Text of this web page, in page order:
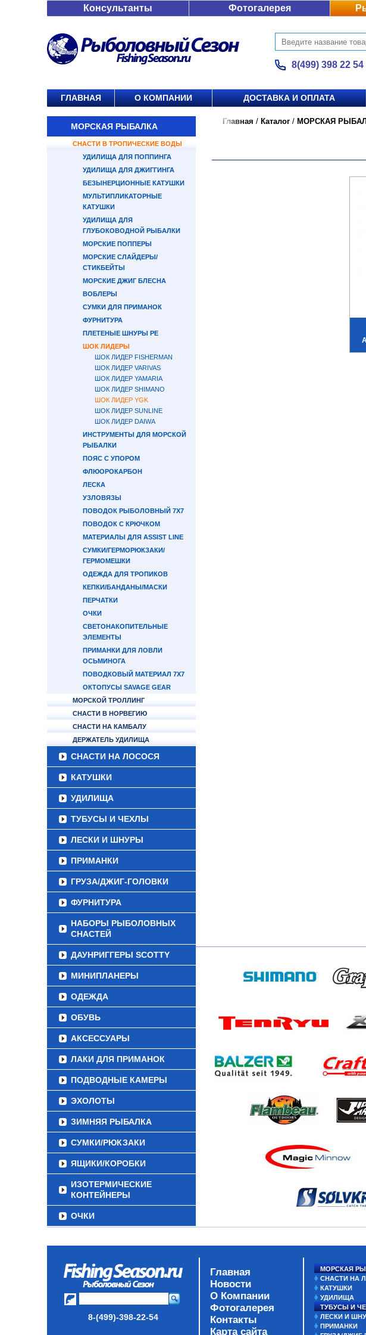
Консультанты Фотогалерея
8(499) 398 22 54
ГЛАВНАЯ О КОМПАНИИ ДОСТАВКА И ОПЛАТА
МОРСКАЯ РЫБАЛКА
СНАСТИ В ТРОПИЧЕСКИЕ ВОДЫ
УДИЛИЩА ДЛЯ ПОППИНГА
УДИЛИЩА ДЛЯ ДЖИГГИНГА
БЕЗЫНЕРЦИОННЫЕ КАТУШКИ
МУЛЬТИПЛИКАТОРНЫЕ
КАТУШКИ
УДИЛИЩА ДЛЯ
ГЛУБОКОВОДНОЙ РЫБАЛКИ
МОРСКИЕ ПОППЕРЫ
МОРСКИЕ СЛАЙДЕРЫ/
СТИКБЕЙТЫ
МОРСКИЕ ДЖИГ БЛЕСНА
ВОБЛЕРЫ
СУМКИ ДЛЯ ПРИМАНОК
ФУРНИТУРА
ПЛЕТЕНЫЕ ШНУРЫ PE
ШОК ЛИДЕРЫ
ШОК ЛИДЕР FISHERMAN
ШОК ЛИДЕР VARIVAS
ШОК ЛИДЕР YAMARIA
ШОК ЛИДЕР SHIMANO
ШОК ЛИДЕР YGK
ШОК ЛИДЕР SUNLINE
ШОК ЛИДЕР DAIWA
ИНСТРУМЕНТЫ ДЛЯ МОРСКОЙ
РЫБАЛКИ
ПОЯС С УПОРОМ
ФЛЮОРОКАРБОН
ЛЕСКА
УЗЛОВЯЗЫ
ПОВОДОК РЫБОЛОВНЫЙ 7Х7
ПОВОДОК С КРЮЧКОМ
МАТЕРИАЛЫ ДЛЯ ASSIST LINE
СУМКИ/ГЕРМОРЮКЗАКИ/
ГЕРМОМЕШКИ
ОДЕЖДА ДЛЯ ТРОПИКОВ
КЕПКИ/БАНДАНЫ/МАСКИ
ПЕРЧАТКИ
ОЧКИ
СВЕТОНАКОПИТЕЛЬНЫЕ
ЭЛЕМЕНТЫ
ПРИМАНКИ ДЛЯ ЛОВЛИ
ОСЬМИНОГА
ПОВОДКОВЫЙ МАТЕРИАЛ 7Х7
ОКТОПУСЫ SAVAGE GEAR
МОРСКОЙ ТРОЛЛИНГ
СНАСТИ В НОРВЕГИЮ
СНАСТИ НА КАМБАЛУ
ДЕРЖАТЕЛЬ УДИЛИЩА
СНАСТИ НА ЛОСОСЯ
КАТУШКИ
УДИЛИЩА
ТУБУСЫ И ЧЕХЛЫ
ЛЕСКИ И ШНУРЫ
ПРИМАНКИ
ГРУЗА/ДЖИГ-ГОЛОВКИ
ФУРНИТУРА
НАБОРЫ РЫБОЛОВНЫХ
СНАСТЕЙ
ДАУНРИГГЕРЫ SCOTTY
МИНИПЛАНЕРЫ
ОДЕЖДА
ОБУВЬ
АКСЕССУАРЫ
ЛАКИ ДЛЯ ПРИМАНОК
ПОДВОДНЫЕ КАМЕРЫ
ЭХОЛОТЫ
ЗИМНЯЯ РЫБАЛКА
СУМКИ/РЮКЗАКИ
ЯЩИКИ/КОРОБКИ
ИЗОТЕРМИЧЕСКИЕ
КОНТЕЙНЕРЫ
ОЧКИ
Главная / Каталог / МОРСКАЯ
8-(499)-398-22-54
Главная
Новости
О Компании
Фотогалерея
Контакты
Карта сайта
МОРСКАЯ
СНАСТИ НА
КАТУШКИ
УДИЛИЩА
ТУБУСЫ И
ЛЕСКИ И
ПРИМАНКИ